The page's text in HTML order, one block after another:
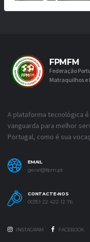
FPMFM
Federação
Matraquilhos e
A plataforma tecnológica
vanguarda para melhor
Portugal, como é sua
EMAIL
geral@fpm.pt
CONTACTE-NOS
00351 22 422 12 76
INSTAGRAM FACEBOOK